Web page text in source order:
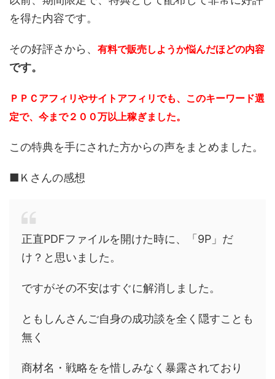
を得た内容です。
その好評さから、 有料で販売しようか悩んだほどの内容
です。
ＰＰＣアフィリやサイトアフィリでも、このキーワード選
定で、今まで２００万以上稼ぎました。
この特典を手にされた方からの声をまとめました。
■Ｋさんの感想
正直PDFファイルを開けた時に、「9P」だ
け？と思いました。
ですがその不安はすぐに解消しました。
ともしんさんご自身の成功談を全く隠すことも
無く
商材名・戦略をを惜しみなく暴露されており